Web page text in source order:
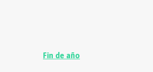
Navegación
Fin de año